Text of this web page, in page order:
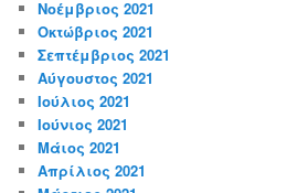
Νοέμβριος 2021
Οκτώβριος 2021
Σεπτέμβριος 2021
Αύγουστος 2021
Ιούλιος 2021
Ιούνιος 2021
Μάιος 2021
Απρίλιος 2021